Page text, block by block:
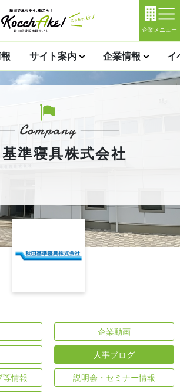
企業メニュー
サイト案内 企業情報 イ
準寝具株式会社
企業動画
人事ブログ
等情報 説明会・セミナー情報